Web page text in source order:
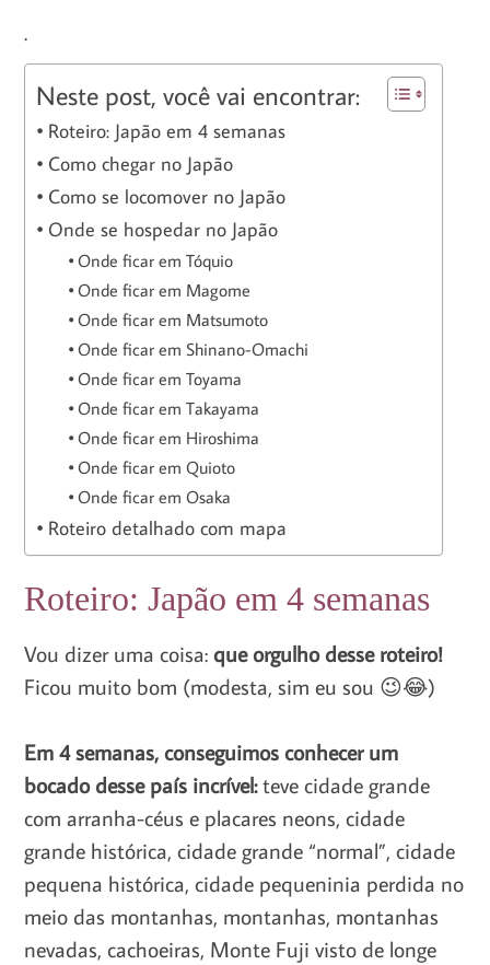
.
Neste post, você vai encontrar:
Roteiro: Japão em 4 semanas
Como chegar no Japão
Como se locomover no Japão
Onde se hospedar no Japão
Onde ficar em Tóquio
Onde ficar em Magome
Onde ficar em Matsumoto
Onde ficar em Shinano-Omachi
Onde ficar em Toyama
Onde ficar em Takayama
Onde ficar em Hiroshima
Onde ficar em Quioto
Onde ficar em Osaka
Roteiro detalhado com mapa
Roteiro: Japão em 4 semanas
Vou dizer uma coisa:que orgulho desse roteiro!
Ficou muito bom (modesta, sim eu sou 😉😂)
Em 4 semanas, conseguimos conhecer um
bocado desse país incrível:teve cidade grande
com arranha-céus e placares neons, cidade
grande histórica, cidade grande “normal”, cidade
pequena histórica, cidade pequeninia perdida no
meio das montanhas, montanhas, montanhas
nevadas, cachoeiras, Monte Fuji visto de longe